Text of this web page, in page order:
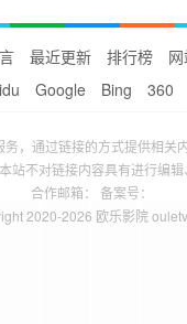
最近更新 排行榜
Google Bing 360
，通过链接的方式提供相关
站不对链接内容具有进行编
合作邮箱： 备案号：
2020-2026 欧乐影院